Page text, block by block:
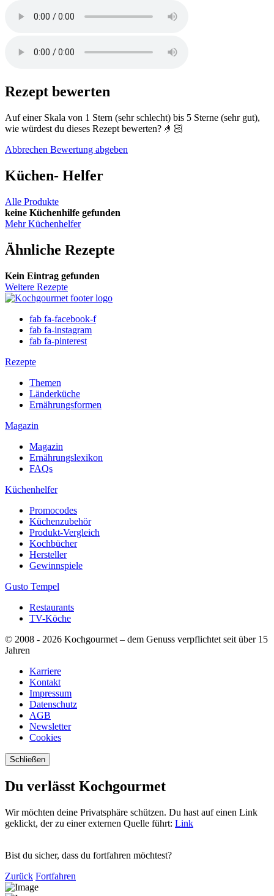
Rezept bewerten
Auf einer Skala von 1 Stern (sehr schlecht) bis 5 Sterne (sehr gut),
wie würdest du dieses Rezept bewerten? 🤌🏻
Abbrechen Bewertung abgeben
Küchen- Helfer
Alle Produkte
keine Küchenhilfe gefunden
Mehr Küchenhelfer
Ähnliche Rezepte
Kein Eintrag gefunden
Weitere Rezepte
fab fa-facebook-f
fab fa-instagram
fab fa-pinterest
Rezepte
Themen
Länderküche
Ernährungsformen
Magazin
Magazin
Ernährungslexikon
FAQs
Küchenhelfer
Promocodes
Küchenzubehör
Produkt-Vergleich
Kochbücher
Hersteller
Gewinnspiele
Gusto Tempel
Restaurants
TV-Köche
© 2008 - 2026 Kochgourmet – dem Genuss verpflichtet seit über 15
Jahren
Karriere
Kontakt
Impressum
Datenschutz
AGB
Newsletter
Cookies
Schließen
Du verlässt Kochgourmet
Wir möchten deine Privatsphäre schützen. Du hast auf einen Link
geklickt, der zu einer externen Quelle führt: Link
Bist du sicher, dass du fortfahren möchtest?
Zurück Fortfahren